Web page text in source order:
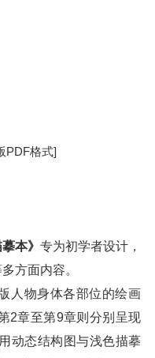
PDF格式]
本》 专为初学者设计，
方面内容。
人物身体各部位的绘画
2章至第9章则分别呈现
动态结构图与浅色描摹